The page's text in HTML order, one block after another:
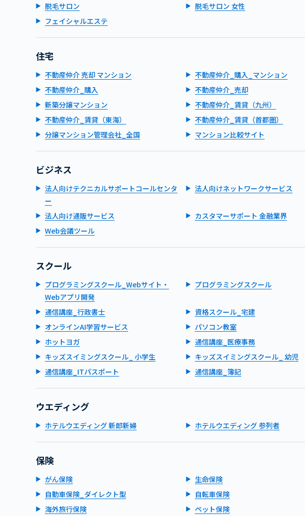
脱毛サロン 脱毛サロン 女性
フェイシャルエステ
住宅
不動産仲介 売却 マンション 不動産仲介_購入_マンション
不動産仲介_購入
不動産仲介_売却
新築分譲マンション
不動産仲介_賃貸（九州）
不動産仲介_賃貸（東海）
不動産仲介_賃貸（首都圏）
分譲マンション管理会社_全国
マンション比較サイト
ビジネス
法人向けテクニカルサポートコールセンタ
ー
法人向けネットワークサービス
法人向け通販サービス カスタマーサポート 金融業界
Web会議ツール
スクール
プログラミングスクール_Webサイト・
Webアプリ開発
プログラミングスクール
通信講座_行政書士 資格スクール_宅建
オンラインAI学習サービス
パソコン教室
ホットヨガ
通信講座_医療事務
キッズスイミングスクール_ 小学生
キッズスイミングスクール_ 幼児
通信講座_ITパスポート
通信講座_簿記
ウエディング
ホテルウエディング 新郎新婦 ホテルウエディング 参列者
保険
がん保険 生命保険
自動車保険_ダイレクト型
自転車保険
海外旅行保険
ペット保険